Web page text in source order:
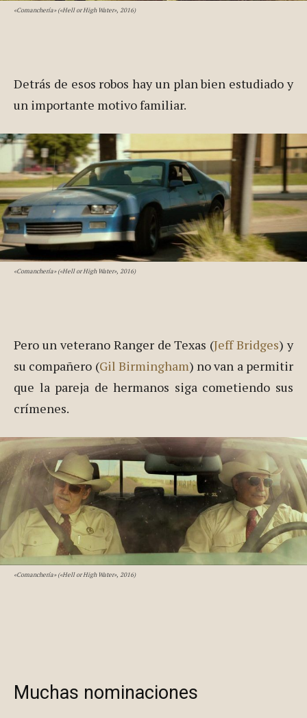
«Comanchería» («Hell or High Water», 2016)
Detrás de esos robos hay un plan bien estudiado y
un importante motivo familiar.
«Comanchería» («Hell or High Water», 2016)
Pero un veterano Ranger de Texas (Jeff Bridges) y
su compañero (Gil Birmingham) no van a permitir
que la pareja de hermanos siga cometiendo sus
crímenes.
«Comanchería» («Hell or High Water», 2016)
Muchas nominaciones